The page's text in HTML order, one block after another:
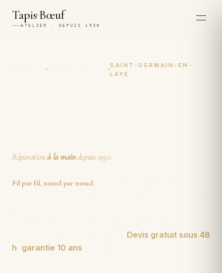
Tapis·Bœuf
ATELIER · DEPUIS 1950
›RESTAURATION›
SAINT-GERMAIN-EN-
LAYE
Réparationà la maindepuis 1950.
Fil par fil, nœud par nœud.
Devis gratuit sous 48
h garantie 10 ans